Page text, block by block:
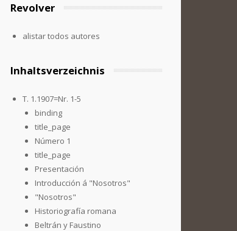
Revolver
alistar todos autores
Inhaltsverzeichnis
T. 1.1907=Nr. 1-5
binding
title_page
Número 1
title_page
Presentación
Introducción á "Nosotros"
"Nosotros"
Historiografía romana
Beltrán y Faustino